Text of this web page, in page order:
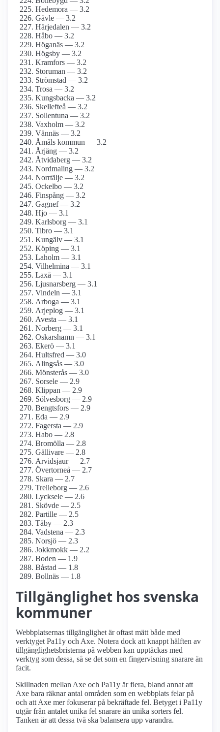
Hedemora — 3.2
Gävle — 3.2
Härjedalen — 3.2
Håbo — 3.2
Höganäs — 3.2
Högsby — 3.2
Kramfors — 3.2
Storuman — 3.2
Strömstad — 3.2
Trosa — 3.2
Kungsbacka — 3.2
Skellefteå — 3.2
Sollentuna — 3.2
Vaxholm — 3.2
Vännäs — 3.2
Åmåls kommun — 3.2
Årjäng — 3.2
Åtvidaberg — 3.2
Nordmaling — 3.2
Norrtälje — 3.2
Ockelbo — 3.2
Finspång — 3.2
Gagnef — 3.2
Hjo — 3.1
Karlsborg — 3.1
Tibro — 3.1
Kungälv — 3.1
Köping — 3.1
Laholm — 3.1
Vilhelmina — 3.1
Laxå — 3.1
Ljusnarsberg — 3.1
Vindeln — 3.1
Arboga — 3.1
Arjeplog — 3.1
Avesta — 3.1
Norberg — 3.1
Oskarshamn — 3.1
Ekerö — 3.1
Hultsfred — 3.0
Alingsås — 3.0
Mönsterås — 3.0
Sorsele — 2.9
Klippan — 2.9
Sölvesborg — 2.9
Bengtsfors — 2.9
Eda — 2.9
Fagersta — 2.9
Habo — 2.8
Bromölla — 2.8
Gällivare — 2.8
Arvidsjaur — 2.7
Övertorneå — 2.7
Skara — 2.7
Trelleborg — 2.6
Lycksele — 2.6
Skövde — 2.5
Partille — 2.5
Täby — 2.3
Vadstena — 2.3
Norsjö — 2.3
Jokkmokk — 2.2
Boden — 1.9
Båstad — 1.8
Bollnäs — 1.8
Tillgänglighet hos svenska
kommuner
Webbplatsernas tillgänglighet är oftast mätt både med
verktyget Pa11y och Axe. Notera dock att knappt hälften av
tillgänglighetsbristerna på webben kan upptäckas med
verktyg som dessa, så se det som en fingervisning snarare än
facit.
Skillnaden mellan Axe och Pa11y är flera, bland annat att
Axe bara räknar antal områden som en webbplats felar på
och att Axe mer fokuserar på bekräftade fel. Betyget i Pa11y
utgår från antalet unika fel snarare än unika sorters fel.
Tanken är att dessa två ska balansera upp varandra.